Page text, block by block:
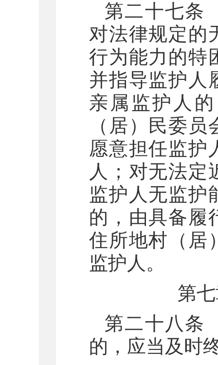
第二十七条
对法律规定的
行为能力的特
并指导监护人
亲属监护人
（居）民委
愿意担任监护
人；对无法定
监护人无监护
的，由具备履
住所地村（居
监护人。
第
第二十八条
的，应当及时